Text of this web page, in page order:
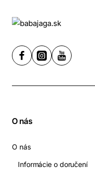
O nás
O nás
Informácie o doručení